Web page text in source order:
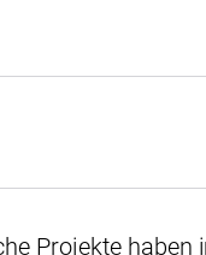
Projekte haben